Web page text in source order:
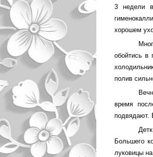
3 недели
хорошем
обойтись в
полив
время
подвядают.
Большего
луковицы